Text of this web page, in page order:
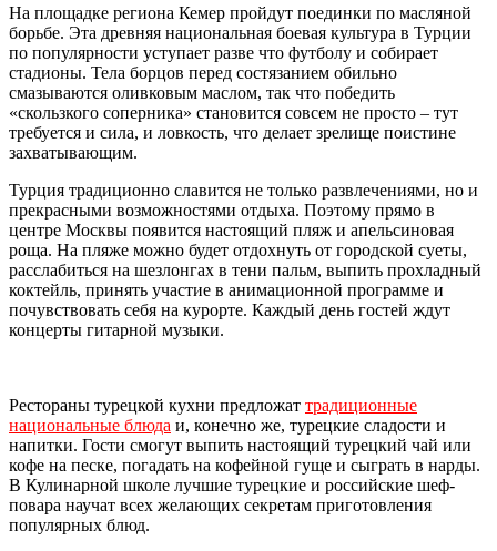
На площадке региона Кемер пройдут поединки по масляной
борьбе. Эта древняя национальная боевая культура в Турции
по популярности уступает разве что футболу и собирает
стадионы. Тела борцов перед состязанием обильно
смазываются оливковым маслом, так что победить
«скользкого соперника» становится совсем не просто – тут
требуется и сила, и ловкость, что делает зрелище поистине
захватывающим.
Турция традиционно славится не только развлечениями, но и
прекрасными возможностями отдыха. Поэтому прямо в
центре Москвы появится настоящий пляж и апельсиновая
роща. На пляже можно будет отдохнуть от городской суеты,
расслабиться на шезлонгах в тени пальм, выпить прохладный
коктейль, принять участие в анимационной программе и
почувствовать себя на курорте. Каждый день гостей ждут
концерты гитарной музыки.
Рестораны турецкой кухни предложат традиционные
национальные блюда и, конечно же, турецкие сладости и
напитки. Гости смогут выпить настоящий турецкий чай или
кофе на песке, погадать на кофейной гуще и сыграть в нарды.
В Кулинарной школе лучшие турецкие и российские шеф-
повара научат всех желающих секретам приготовления
популярных блюд.